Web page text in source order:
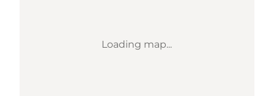
Loading map...